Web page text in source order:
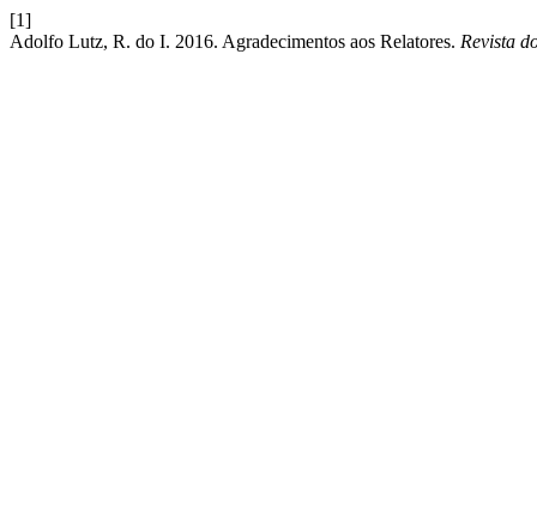
[1]
Adolfo Lutz, R. do I. 2016. Agradecimentos aos Relatores. Revista